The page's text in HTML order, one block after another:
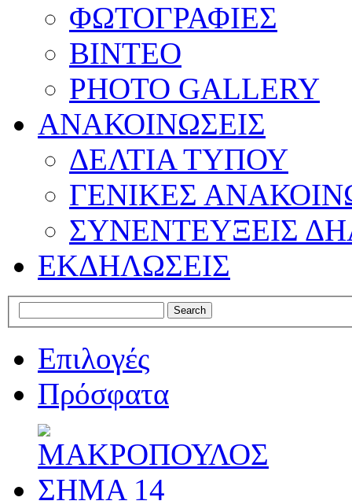
ΦΩΤΟΓΡΑΦΙΕΣ
ΒΙΝΤΕΟ
PHOTO GALLERY
ΑΝΑΚΟΙΝΩΣΕΙΣ
ΔΕΛΤΙΑ ΤΥΠΟΥ
ΓΕΝΙΚΕΣ
ΣΥΝΕΝΤΕΥΞΕΙΣ
ΕΚΔΗΛΩΣΕΙΣ
Επιλογές
Πρόσφατα